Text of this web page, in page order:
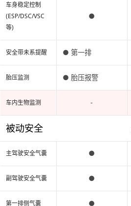
车身稳定控制
(ESP/DSC/VSC
等)
安全带未系提醒
胎压监测
车内生物监测
被动安全
主驾驶安全气囊
副驾驶安全气囊
第一排侧气囊
●
● 第一排
● 胎压报警
-
●
●
●